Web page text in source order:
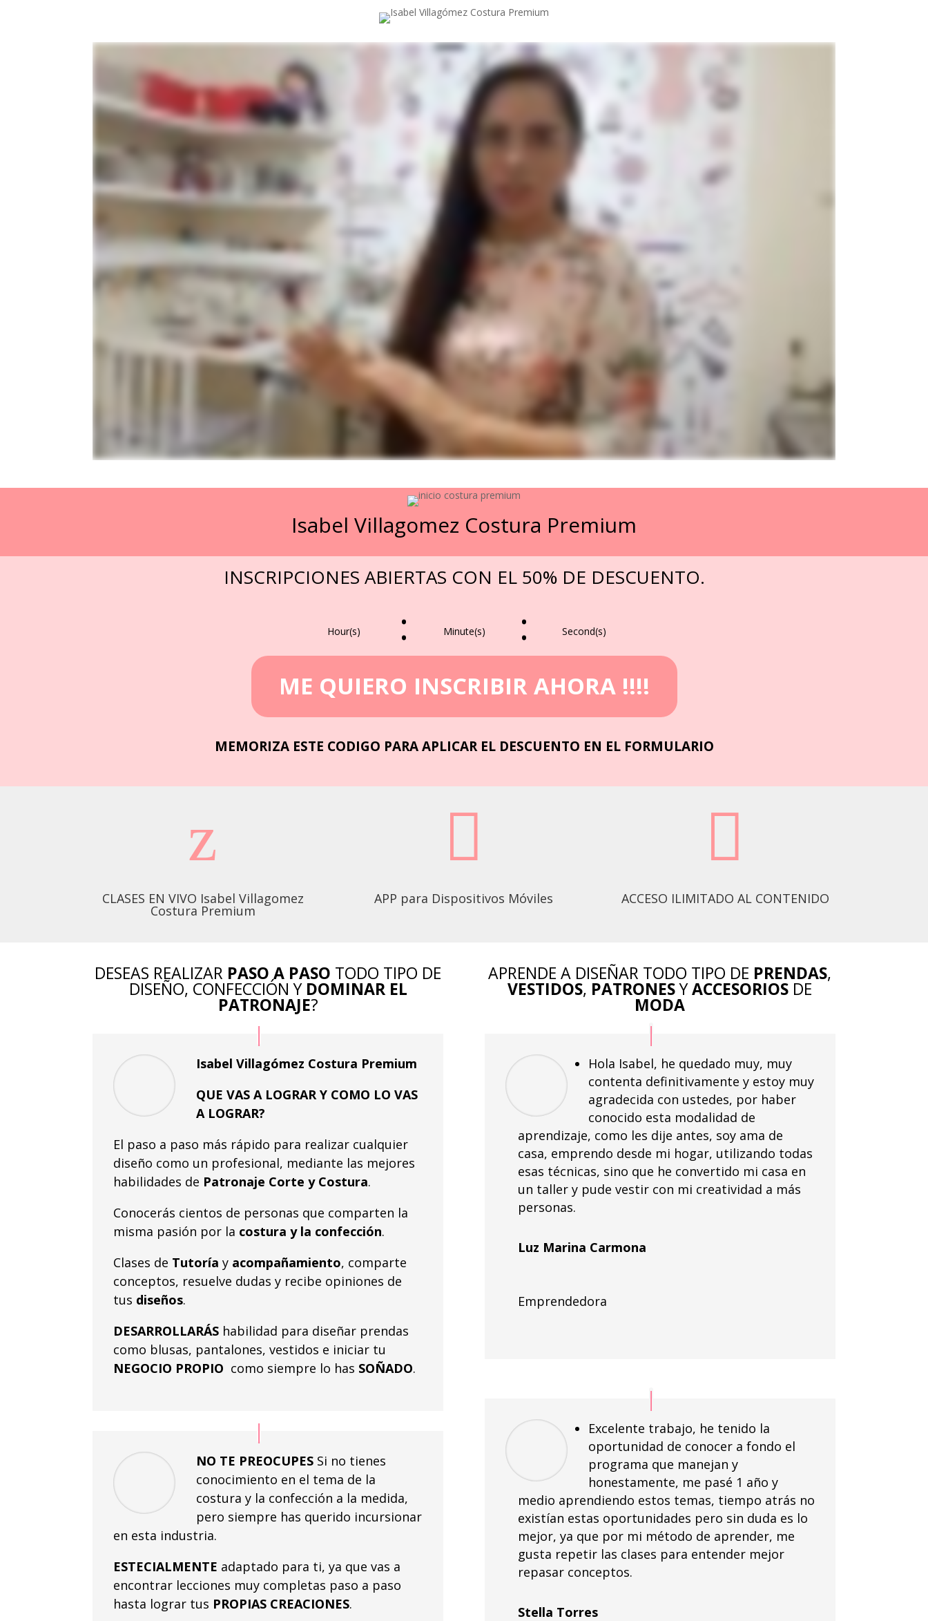
Isabel Villagomez Costura Premium
INSCRIPCIONES ABIERTAS CON EL 50% DE DESCUENTO.
Hour(s) : Minute(s) : Second(s)
ME QUIERO INSCRIBIR AHORA !!!!
MEMORIZA ESTE CODIGO PARA APLICAR EL DESCUENTO EN EL FORMULARIO
z
CLASES EN VIVO Isabel Villagomez
Costura Premium

APP para Dispositivos Móviles

ACCESO ILIMITADO AL CONTENIDO
DESEAS REALIZAR PASO A PASO TODO TIPO DE
DISEÑO, CONFECCIÓN Y DOMINAR EL
PATRONAJE?
Isabel Villagómez Costura Premium
QUE VAS A LOGRAR Y COMO LO VAS
A LOGRAR?
El paso a paso más rápido para realizar cualquier
diseño como un profesional, mediante las mejores
habilidades de Patronaje Corte y Costura.
Conocerás cientos de personas que comparten la
misma pasión por la costura y la confección.
Clases de Tutoría y acompañamiento, comparte
conceptos, resuelve dudas y recibe opiniones de
tus diseños.
DESARROLLARÁS habilidad para diseñar prendas
como blusas, pantalones, vestidos e iniciar tu
NEGOCIO PROPIO como siempre lo has SOÑADO.
NO TE PREOCUPES Si no tienes
conocimiento en el tema de la
costura y la confección a la medida,
pero siempre has querido incursionar
en esta industria.
ESTECIALMENTE adaptado para ti, ya que vas a
encontrar lecciones muy completas paso a paso
hasta lograr tus PROPIAS CREACIONES.
APRENDE A DISEÑAR TODO TIPO DE PRENDAS,
VESTIDOS, PATRONESYACCESORIOS DE
MODA
Hola Isabel, he quedado muy, muy
contenta definitivamente y estoy muy
agradecida con ustedes, por haber
conocido esta modalidad de
aprendizaje, como les dije antes, soy ama de
casa, emprendo desde mi hogar, utilizando todas
esas técnicas, sino que he convertido mi casa en
un taller y pude vestir con mi creatividad a más
personas.
Luz Marina Carmona
Emprendedora
Excelente trabajo, he tenido la
oportunidad de conocer a fondo el
programa que manejan y
honestamente, me pasé 1 año y
medio aprendiendo estos temas, tiempo atrás no
existían estas oportunidades pero sin duda es lo
mejor, ya que por mi método de aprender, me
gusta repetir las clases para entender mejor
repasar conceptos.
Stella Torres